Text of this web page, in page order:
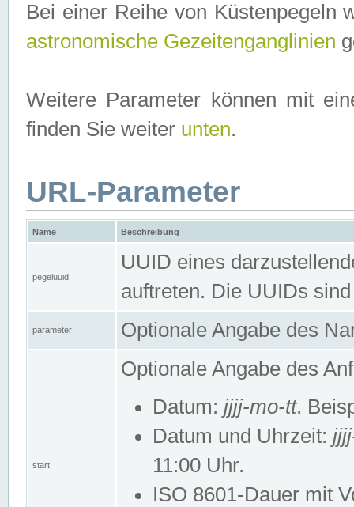
Bei einer Reihe von Küstenpegeln
astronomische Gezeitenganglinien
Weitere Parameter können mit
finden Sie weiter unten.
URL-Parameter
Name Beschreibung
pegeluuid
UUID eines
auftreten. Die UUIDs
parameter Optionale Angabe des
start
Optionale Angabe des
Datum: jjjj-mo-tt.
Datum und Uhrzeit:
11:00 Uhr.
ISO 8601-Dauer mit